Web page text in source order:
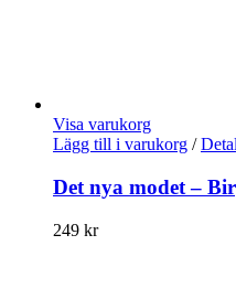
Visa varukorg
Lägg till i varukorg /
Det nya modet –
249 kr